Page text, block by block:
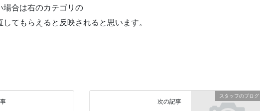
場合は右のカテゴリの
してもらえると反映されると思います。
スタッフのブログ
次の記事